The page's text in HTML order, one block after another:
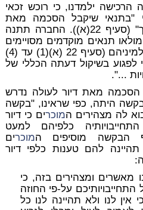
סעיף 22 לחוזה הרכישה ילמדנו, כי רוכש זכאי
"בתנאי שיקבל הסכמה מאת
החברה מראש ובכתב על-כך" (סעיף 22(א)). החברה תתנה
תנאים מוקדמים מסויימים
שעניינם כולם תשלומי-כסף למיניהם (סעיף 22 (א)(1) עד (4)
"בלי לפגוע בשיקול דעתה הכללי של
...".
הסכמה מאת דיור לעולה נדרש
היתה, כפי שראינו, "בקשה
לה מצהירים המוכרים כי דיור
כלפיהם למעט
הבקשה מוסיפים המוכרים
להם טענות כלפי דיור
מאשרים ומצהירים בזה, כי
על-פי החוזה
אין לנו ולא תהיינה לנו כל